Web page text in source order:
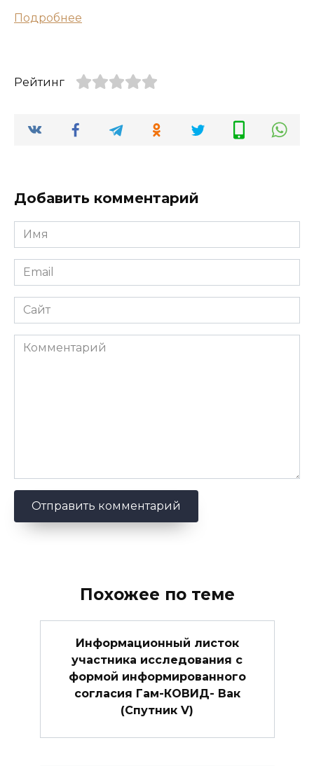
Подробнее
Рейтинг
Добавить комментарий
Имя
*
Email
*
Сайт
Комментарий
Похожее по теме
Информационный листок
участника исследования с
формой информированного
согласия Гам-КОВИД- Вак
(Спутник V)